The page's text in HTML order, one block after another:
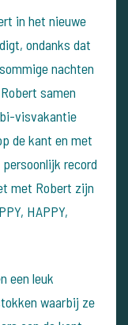
in het nieuwe
ondanks dat
nachten
samen
visvakantie
de kant en met
record
met Robert zijn
HAPPY,
een leuk
waarbij ze